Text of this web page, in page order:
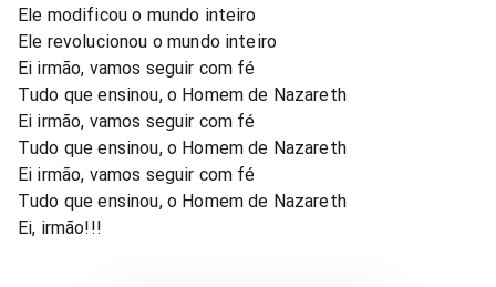
Ele modificou o mundo inteiro
Ele revolucionou o mundo inteiro
Ei irmão, vamos seguir com fé
Tudo que ensinou, o Homem de Nazareth
Ei irmão, vamos seguir com fé
Tudo que ensinou, o Homem de Nazareth
Ei irmão, vamos seguir com fé
Tudo que ensinou, o Homem de Nazareth
Ei, irmão!!!